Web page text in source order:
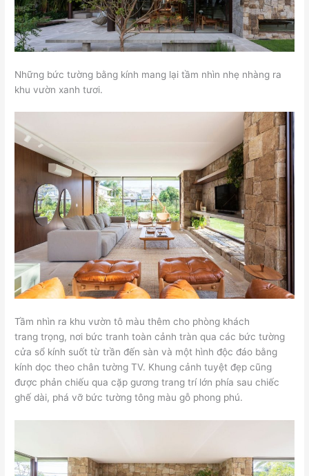
Những bức tường bằng kính mang lại tầm nhìn nhẹ nhàng ra
khu vườn xanh tươi.
Tầm nhìn ra khu vườn tô màu thêm cho phòng khách
trang trọng, nơi bức tranh toàn cảnh tràn qua các bức tường
cửa sổ kính suốt từ trần đến sàn và một hình độc đáo bằng
kính dọc theo chân tường TV. Khung cảnh tuyệt đẹp cũng
được phản chiếu qua cặp gương trang trí lớn phía sau chiếc
ghế dài, phá vỡ bức tường tông màu gỗ phong phú.